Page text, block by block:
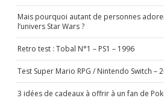
Mais pourquoi autant de personnes
l’univers Star Wars ?
Retro test : Tobal N°1 – PS1 – 1996
Test Super Mario RPG / Nintendo Switch –
3 idées de cadeaux à offrir à un fan de